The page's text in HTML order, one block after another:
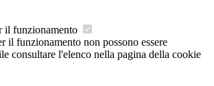
il funzionamento
il funzionamento non possono essere
consultare l'elenco nella pagina della cookie